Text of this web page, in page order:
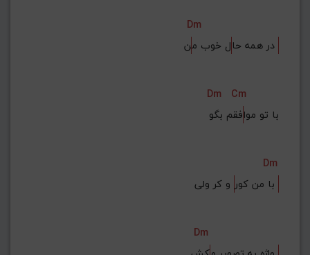
Dm
در همه حال خوب م
Dm
Cm
با تو موافقم بگو
Dm
با من کور
Dm